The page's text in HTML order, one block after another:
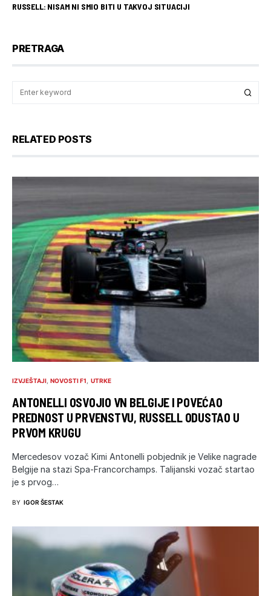
RUSSELL: NISAM NI SMIO BITI U TAKVOJ SITUACIJI
PRETRAGA
RELATED POSTS
IZVJEŠTAJI NOVOSTI F1 UTRKE
ANTONELLI OSVOJIO VN BELGIJE I POVEĆAO
PREDNOST U PRVENSTVU, RUSSELL ODUSTAO U
PRVOM KRUGU
Mercedesov vozač Kimi Antonelli pobjednik je Velike nagrade
Belgije na stazi Spa-Francorchamps. Talijanski vozač startao
je s prvog…
BY IGOR ŠESTAK